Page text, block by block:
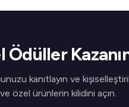
kanıtlayın ve
özel ürünlerin kilidini açın.